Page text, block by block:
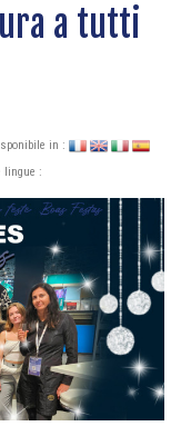
a tutti
in :
lingue :